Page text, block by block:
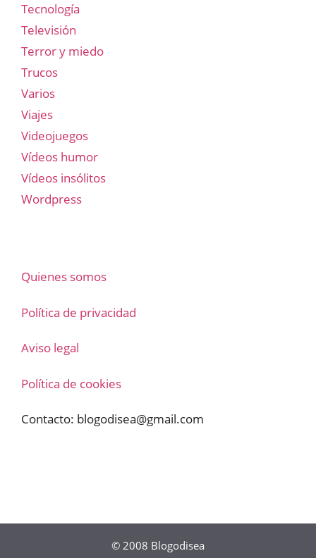
Tecnología
Televisión
Terror y miedo
Trucos
Varios
Viajes
Videojuegos
Vídeos humor
Vídeos insólitos
Wordpress
Quienes somos
Política de privacidad
Aviso legal
Política de cookies
Contacto: blogodisea@gmail.com
© 2008 Blogodisea